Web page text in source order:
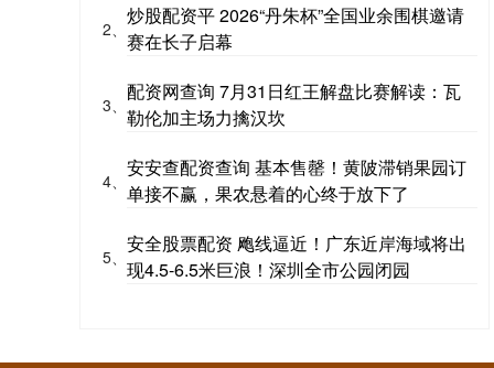
2、
炒股配资平 2026“丹朱杯”全国业余围棋邀请
赛在长子启幕
3、
配资网查询 7月31日红王解盘比赛解读：瓦
勒伦加主场力擒汉坎
4、
安安查配资查询 基本售罄！黄陂滞销果园订
单接不赢，果农悬着的心终于放下了
5、
安全股票配资 飑线逼近！广东近岸海域将出
现4.5-6.5米巨浪！深圳全市公园闭园